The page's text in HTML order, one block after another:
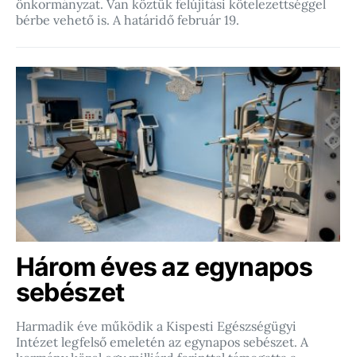
önkormányzat. Van köztük felújítási kötelezettséggel
bérbe vehető is. A határidő február 19.
Három éves az egynapos
sebészet
Harmadik éve működik a Kispesti Egészségügyi
Intézet legfelső emeletén az egynapos sebészet. A